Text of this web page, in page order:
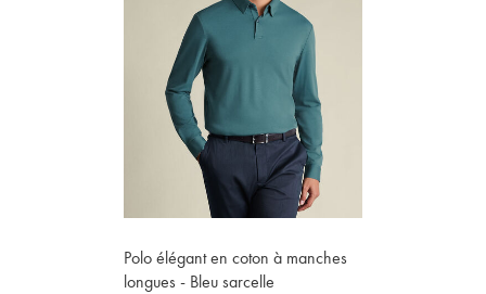
Polo élégant en coton à manches
longues - Bleu sarcelle